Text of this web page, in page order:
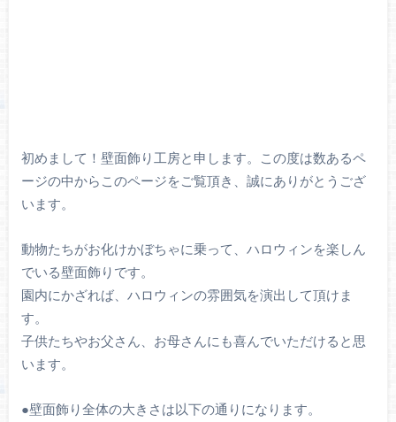
初めまして！壁面飾り工房と申します。この度は数あるペ
ージの中からこのページをご覧頂き、誠にありがとうござ
います。
動物たちがお化けかぼちゃに乗って、ハロウィンを楽しん
でいる壁面飾りです。
園内にかざれば、ハロウィンの雰囲気を演出して頂けま
す。
子供たちやお父さん、お母さんにも喜んでいただけると思
います。
●壁面飾り全体の大きさは以下の通りになります。